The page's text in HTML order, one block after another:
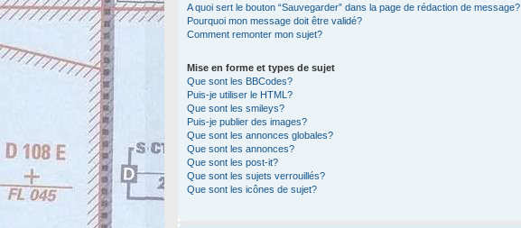
A quoi sert le bouton “Sauvegarder” dans la page de rédaction de message?
Pourquoi mon message doit être validé?
Comment remonter mon sujet?
Mise en forme et types de sujet
Que sont les BBCodes?
Puis-je utiliser le HTML?
Que sont les smileys?
Puis-je publier des images?
Que sont les annonces globales?
Que sont les annonces?
Que sont les post-it?
Que sont les sujets verrouillés?
Que sont les icônes de sujet?